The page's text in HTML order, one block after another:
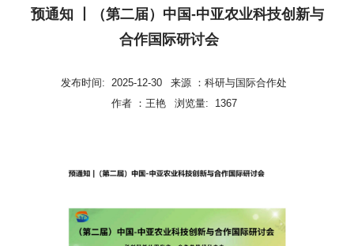
预通知 丨（第二届）中国-中亚农业科技创新与
合作国际研讨会
发布时间: 2025-12-30 来源 ：科研与国际合作处
作者 ： 王艳 浏览量: 1367